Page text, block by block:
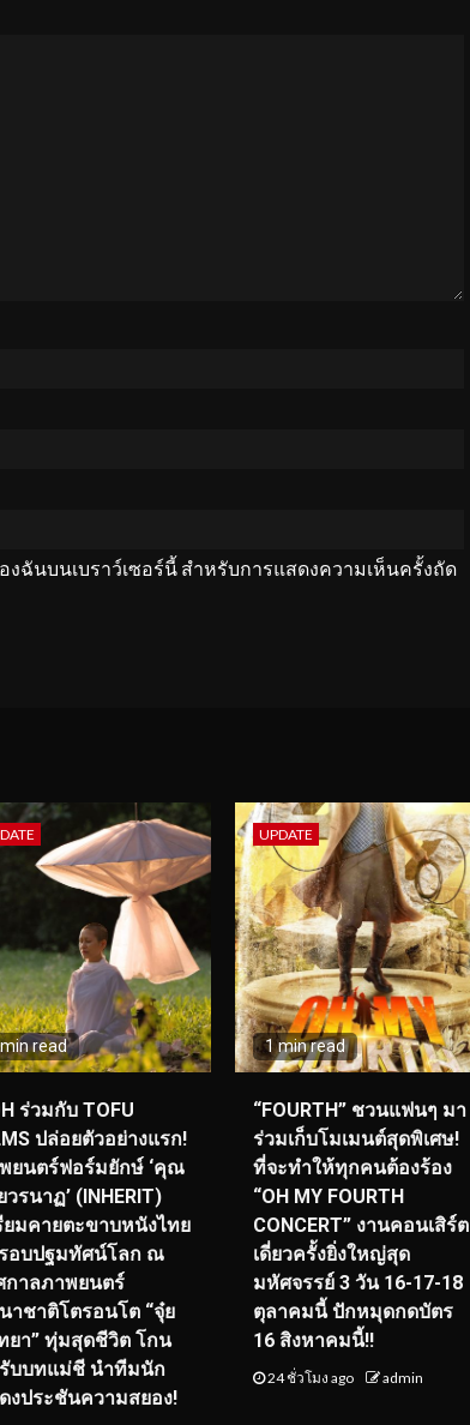
ฉันบนเบราว์เซอร์นี้ สำหรับการแสดงความเห็นครั้งถัด
read
ร่วมกับ TOFU
ปล่อยตัวอย่างแรก!
ยนตร์ฟอร์มยักษ์ ‘คุณ
วรนาฏ’ (INHERIT)
ยมคายตะขาบหนังไทย
อบปฐมทัศน์โลก ณ
กาลภาพยนตร์
าชาติโตรอนโต “จุ๋ย
ยา” ทุ่มสุดชีวิต โกน
บบทแม่ชี นำทีมนัก
งประชันความสยอง!
UPDATE
1 min read
“FOURTH” ชวนแฟนๆ มา
ร่วมเก็บโมเมนต์สุดพิเศษ!
ที่จะทำให้ทุกคนต้องร้อง
“OH MY FOURTH
CONCERT” งานคอนเสิร์ต
เดี่ยวครั้งยิ่งใหญ่สุด
มหัศจรรย์ 3 วัน 16-17-18
ตุลาคมนี้ ปักหมุดกดบัตร
16 สิงหาคมนี้!!
24 ชั่วโมง ago admin